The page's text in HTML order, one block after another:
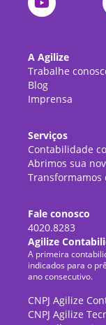
A Agilize
Trabalhe
Blog
Imprensa
Serviços
Contabilidade
Abrimos sua
Transformamos
Fale conosco
4020.8283
Agilize
A primeira
indicados para o
ano consecutivo.
CNPJ Agilize
CNPJ Agilize